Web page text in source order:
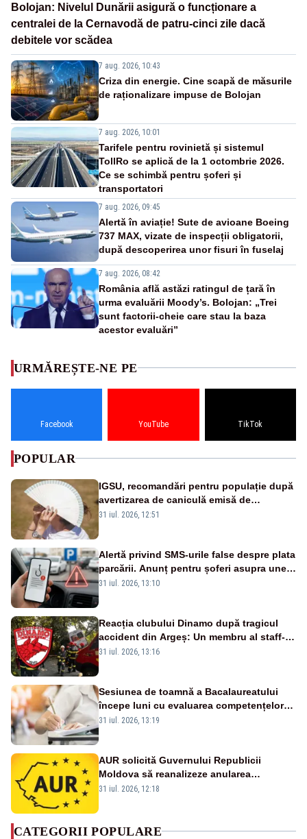
Bolojan: Nivelul Dunării asigură o funcționare a
centralei de la Cernavodă de patru-cinci zile dacă
debitele vor scădea
7 aug. 2026, 10:43
Criza din energie. Cine scapă de măsurile
de raționalizare impuse de Bolojan
7 aug. 2026, 10:01
Tarifele pentru rovinietă și sistemul
TollRo se aplică de la 1 octombrie 2026.
Ce se schimbă pentru șoferi și
transportatori
7 aug. 2026, 09:45
Alertă în aviație! Sute de avioane Boeing
737 MAX, vizate de inspecții obligatorii,
după descoperirea unor fisuri în fuselaj
7 aug. 2026, 08:42
România află astăzi ratingul de țară în
urma evaluării Moody’s. Bolojan: „Trei
sunt factorii-cheie care stau la baza
acestor evaluări”
URMĂREȘTE-NE PE
Facebook YouTube TikTok
POPULAR
IGSU, recomandări pentru populație după
avertizarea de caniculă emisă de
meteorologi
31 iul. 2026, 12:51
Alertă privind SMS-urile false despre plata
parcării. Anunț pentru șoferi asupra unei
noi metode de fraudă online
31 iul. 2026, 13:10
Reacția clubului Dinamo după tragicul
accident din Argeș: Un membru al staff-
ului medical a murit, antrenorul Adrian
31 iul. 2026, 13:16
Sesiunea de toamnă a Bacalaureatului
începe luni cu evaluarea competențelor
orale la Limba română
31 iul. 2026, 13:19
AUR solicită Guvernului Republicii
Moldova să reanalizeze anularea
concertului de Ziua Limbii Române
31 iul. 2026, 12:18
CATEGORII POPULARE